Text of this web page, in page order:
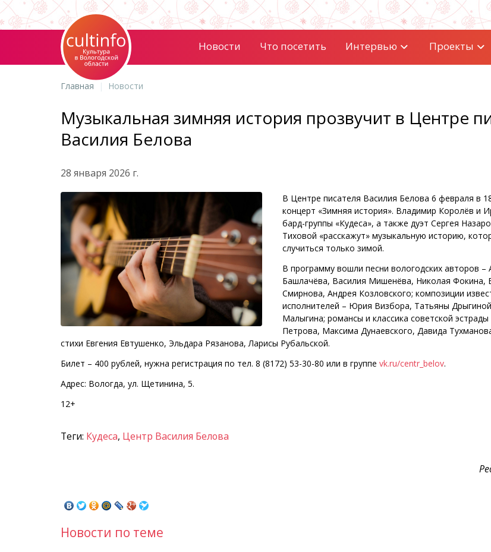
Новости Что посетить Интервью Проекты
Главная Новости
Музыкальная зимняя история прозвучит в Центре
Василия Белова
28 января 2026 г.
В Центре писателя Василия Белова 6 февраля в
концерт «Зимняя история». Владимир Королёв и
бард-группы «Кудеса», а также дуэт Сергея
Тиховой «расскажут» музыкальную историю,
случиться только зимой.
В программу вошли песни вологодских авторов –
Башлачёва, Василия Мишенёва, Николая Фокина,
Смирнова, Андрея Козловского; композиции
исполнителей – Юрия Визбора, Татьяны
Малыгина; романсы и классика советской
Петрова, Максима Дунаевского, Давида
стихи Евгения Евтушенко, Эльдара Рязанова, Ларисы Рубальской.
Билет – 400 рублей, нужна регистрация по тел. 8 (8172) 53-30-80 или в группе vk.ru/centr_belov.
Адрес: Вологда, ул. Щетинина, 5.
12+
Теги: Кудеса, Центр Василия Белова
Новости по теме